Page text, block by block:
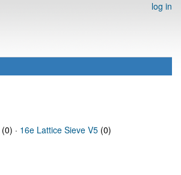
log in
(0) · 16e Lattice Sieve V5 (0)